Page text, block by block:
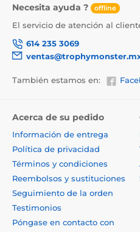
Necesita ayuda ? offline
El servicio de atención al
614 235 3069
También estamos en:
Acerca de su pedido
Información de entrega
Política de privacidad
Términos y condiciones
Reembolsos y sustituciones
Seguimiento de la orden
Testimonios
Póngase en contacto con